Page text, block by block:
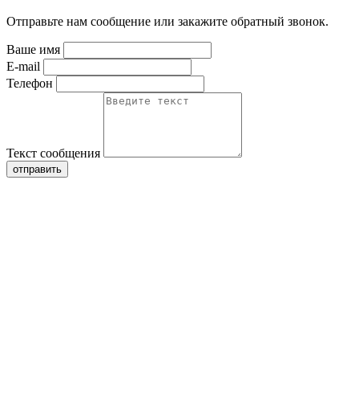
Отправьте нам сообщение или закажите обратный звонок.
Ваше имя
E-mail
Телефон
Текст сообщения
отправить